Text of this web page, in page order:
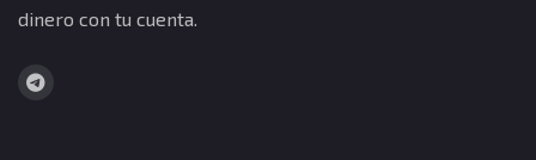
dinero con tu cuenta.